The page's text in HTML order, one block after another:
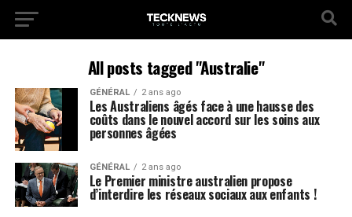
All posts tagged "Australie"
GÉNÉRAL 2 ans ago
Les Australiens âgés face à une hausse des
coûts dans le nouvel accord sur les soins aux
personnes âgées
GÉNÉRAL 2 ans ago
Le Premier ministre australien propose
d’interdire les réseaux sociaux aux enfants !